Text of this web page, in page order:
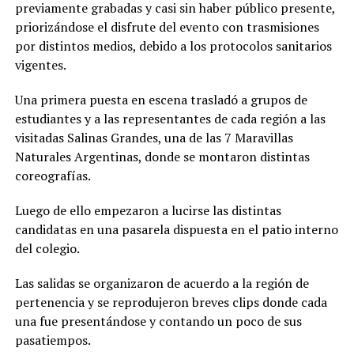
previamente grabadas y casi sin haber público presente,
priorizándose el disfrute del evento con trasmisiones
por distintos medios, debido a los protocolos sanitarios
vigentes.
Una primera puesta en escena trasladó a grupos de
estudiantes y a las representantes de cada región a las
visitadas Salinas Grandes, una de las 7 Maravillas
Naturales Argentinas, donde se montaron distintas
coreografías.
Luego de ello empezaron a lucirse las distintas
candidatas en una pasarela dispuesta en el patio interno
del colegio.
Las salidas se organizaron de acuerdo a la región de
pertenencia y se reprodujeron breves clips donde cada
una fue presentándose y contando un poco de sus
pasatiempos.